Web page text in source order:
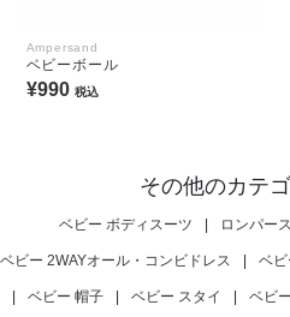
Ampersand
ベビーボール
¥990 税込
その他のカテ
ベビー ボディスーツ | ロンパース
ベビー 2WAYオール・コンビドレス | ベビ
| ベビー 帽子 | ベビー スタイ | ベビ